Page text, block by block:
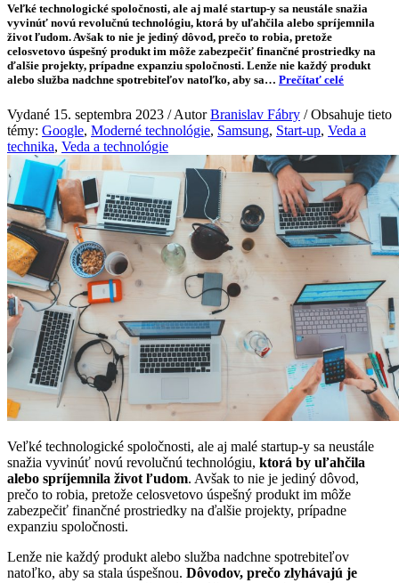
Veľké technologické spoločnosti, ale aj malé startup-y sa neustále snažia
vyvinúť novú revolučnú technológiu, ktorá by uľahčila alebo spríjemnila
život ľudom. Avšak to nie je jediný dôvod, prečo to robia, pretože
celosvetovo úspešný produkt im môže zabezpečiť finančné prostriedky na
ďalšie projekty, prípadne expanziu spoločnosti. Lenže nie každý produkt
alebo služba nadchne spotrebiteľov natoľko, aby sa… Prečítať celé
Vydané 15. septembra 2023 / AutorBranislav Fábry / Obsahuje tieto
témy: Google, Moderné technológie, Samsung, Start-up, Veda a
technika, Veda a technológie
Veľké technologické spoločnosti, ale aj malé startup-y sa neustále
snažia vyvinúť novú revolučnú technológiu, ktorá by uľahčila
alebo spríjemnila život ľudom. Avšak to nie je jediný dôvod,
prečo to robia, pretože celosvetovo úspešný produkt im môže
zabezpečiť finančné prostriedky na ďalšie projekty, prípadne
expanziu spoločnosti.
Lenže nie každý produkt alebo služba nadchne spotrebiteľov
natoľko, aby sa stala úspešnou. Dôvodov, prečo zlyhávajú je